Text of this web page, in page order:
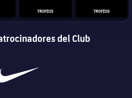
TROFEOS TROFEOS
del Club